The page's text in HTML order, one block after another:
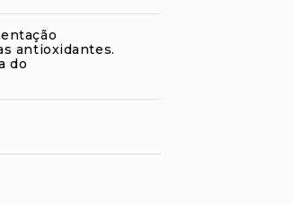
antioxidantes.
do